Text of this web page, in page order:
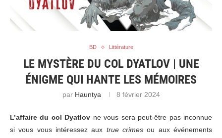
BD Littérature
LE MYSTÈRE DU COL DYATLOV | UNE
ÉNIGME QUI HANTE LES MÉMOIRES
par Hauntya 8 février 2024
L’affaire du col Dyatlov ne vous sera peut-être pas inconnue
si vous vous intéressez aux true crimes ou aux événements